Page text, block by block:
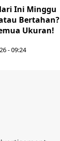
Ini Minggu
Bertahan?
Ukuran!
- 09:24